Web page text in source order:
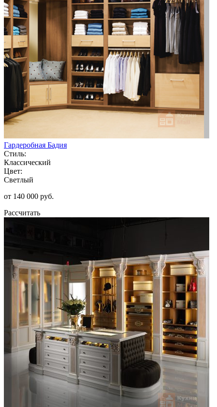
Гардеробная Бадия
Стиль:
Классический
Цвет:
Светлый
от 140 000 руб.
Рассчитать